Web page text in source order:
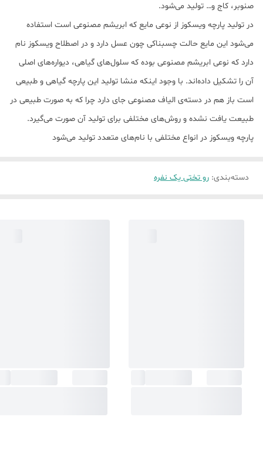
صنوبر، کاج و… تولید می‌شود.
در تولید پارچه ویسکوز از نوعی مایع که ابریشم مصنوعی است استفاده
می‌شود این مایع حالت چسبناکی چون عسل دارد و در اصطلاح ویسکوز نام
دارد که نوعی ابریشم مصنوعی بوده که سلول‌های گیاهی، دیواره‌های اصلی
آن را تشکیل داده‌اند. با وجود اینکه منشا تولید این پارچه گیاهی و طبیعی
است باز هم در دسته‌ی الیاف مصنوعی جای دارد چرا که به صورت طبیعی در
طبیعت یافت نشده و روش‌های مختلفی برای تولید آن صورت می‌گیرد.
پارچه ویسکوز در انواع مختلفی با نام‌های متعدد تولید می‌شود
دسته‌بندی: رو تختی یک نفره